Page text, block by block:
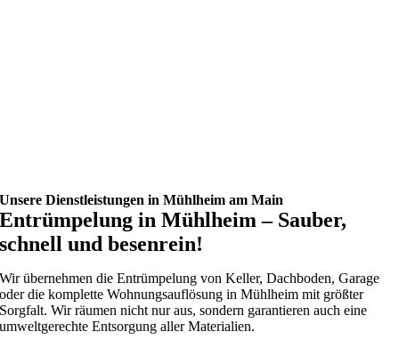
Unsere Dienstleistungen in Mühlheim am Main
Entrümpelung in Mühlheim – Sauber,
schnell und besenrein!
Wir übernehmen die Entrümpelung von Keller, Dachboden, Garage
oder die komplette Wohnungsauflösung in Mühlheim mit größter
Sorgfalt. Wir räumen nicht nur aus, sondern garantieren auch eine
umweltgerechte Entsorgung aller Materialien.